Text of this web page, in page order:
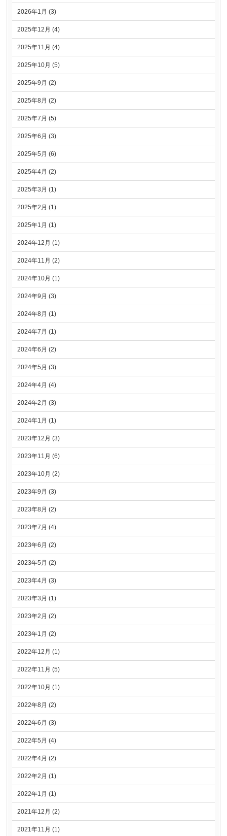
2026年1月 (3)
2025年12月 (4)
2025年11月 (4)
2025年10月 (5)
2025年9月 (2)
2025年8月 (2)
2025年7月 (5)
2025年6月 (3)
2025年5月 (6)
2025年4月 (2)
2025年3月 (1)
2025年2月 (1)
2025年1月 (1)
2024年12月 (1)
2024年11月 (2)
2024年10月 (1)
2024年9月 (3)
2024年8月 (1)
2024年7月 (1)
2024年6月 (2)
2024年5月 (3)
2024年4月 (4)
2024年2月 (3)
2024年1月 (1)
2023年12月 (3)
2023年11月 (6)
2023年10月 (2)
2023年9月 (3)
2023年8月 (2)
2023年7月 (4)
2023年6月 (2)
2023年5月 (2)
2023年4月 (3)
2023年3月 (1)
2023年2月 (2)
2023年1月 (2)
2022年12月 (1)
2022年11月 (5)
2022年10月 (1)
2022年8月 (2)
2022年6月 (3)
2022年5月 (4)
2022年4月 (2)
2022年2月 (1)
2022年1月 (1)
2021年12月 (2)
2021年11月 (1)